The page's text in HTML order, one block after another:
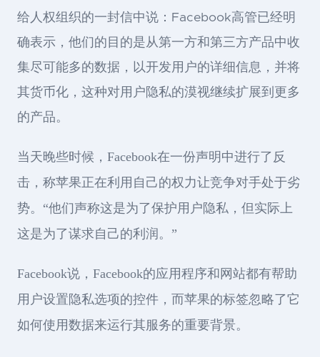
给人权组织的一封信中说：Facebook高管已经明
确表示，他们的目的是从第一方和第三方产品中收
集尽可能多的数据，以开发用户的详细信息，并将
其货币化，这种对用户隐私的漠视继续扩展到更多
的产品。
当天晚些时候，Facebook在一份声明中进行了反
击，称苹果正在利用自己的权力让竞争对手处于劣
势。“他们声称这是为了保护用户隐私，但实际上
这是为了谋求自己的利润。”
Facebook说，Facebook的应用程序和网站都有帮助
用户设置隐私选项的控件，而苹果的标签忽略了它
如何使用数据来运行其服务的重要背景。